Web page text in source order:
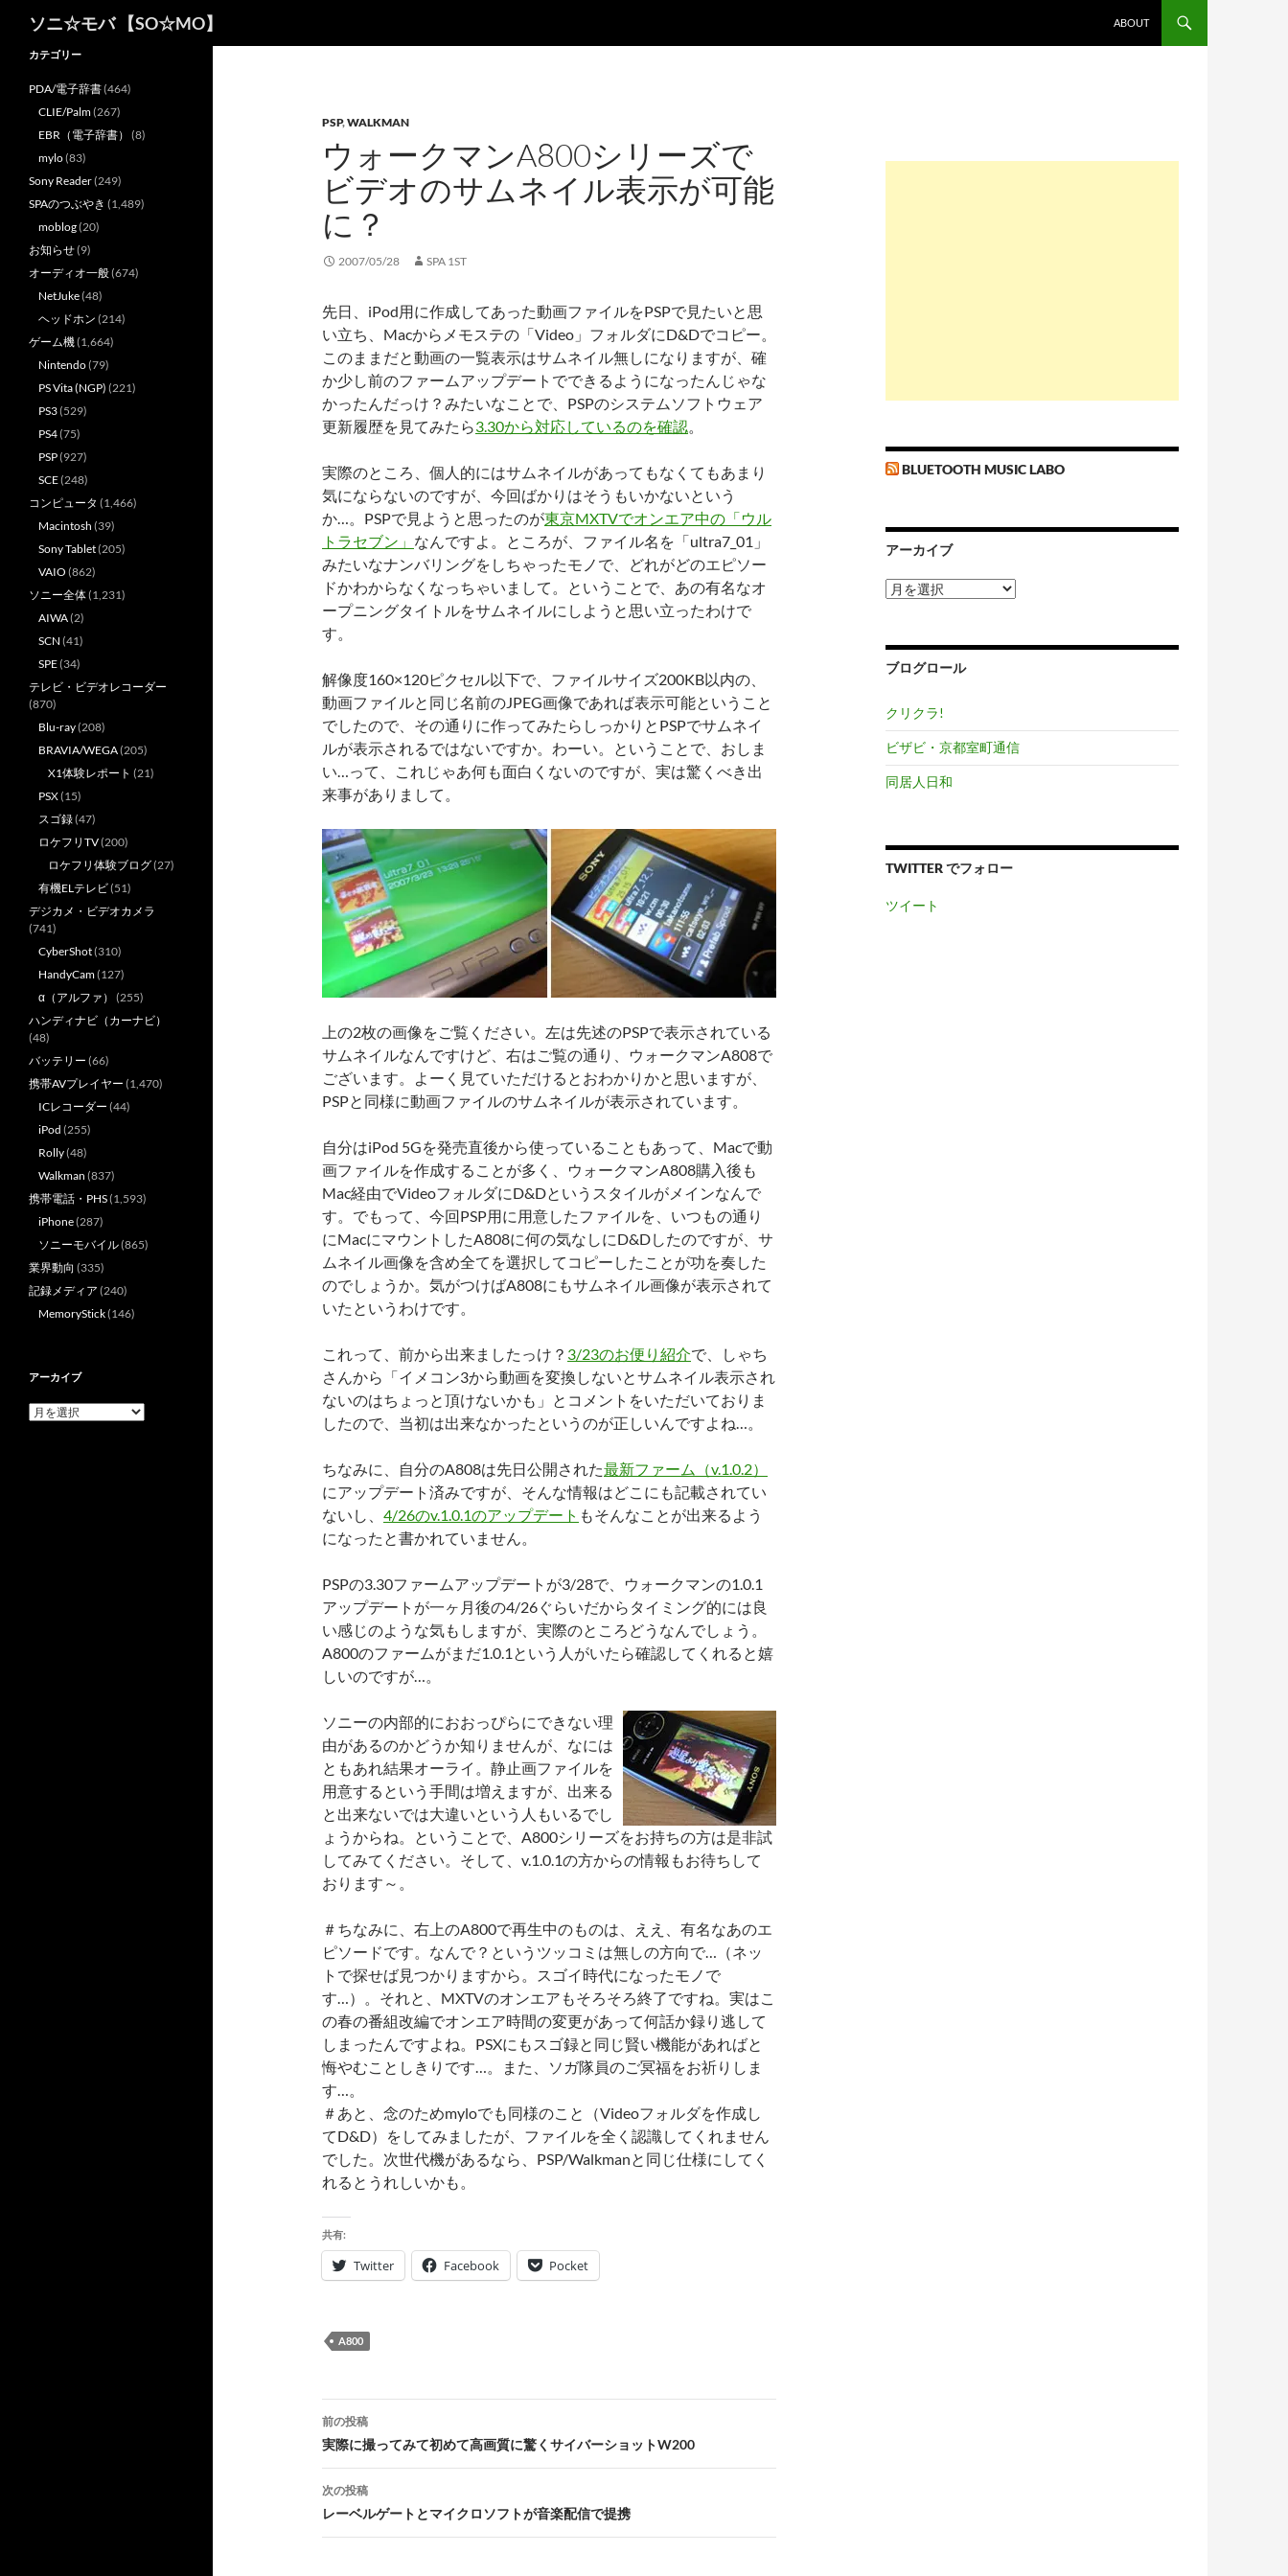
ソニ☆モバ 【SO☆MO】
ABOUT
PSP,WALKMAN
ウォークマンA800シリーズで
ビデオのサムネイル表示が可能
に？
2007/05/28 SPA 1ST
先日、iPod用に作成してあった動画ファイルをPSPで見たいと思
い立ち、Macからメモステの「Video」フォルダにD&Dでコピー。
このままだと動画の一覧表示はサムネイル無しになりますが、確
か少し前のファームアップデートでできるようになったんじゃな
かったんだっけ？みたいなことで、PSPのシステムソフトウェア
更新履歴を見てみたら3.30から対応しているのを確認。
実際のところ、個人的にはサムネイルがあってもなくてもあまり
気にならないのですが、今回ばかりはそうもいかないという
か…。PSPで見ようと思ったのが東京MXTVでオンエア中の「ウル
トラセブン」 なんですよ。ところが、ファイル名を「ultra7_01」
みたいなナンバリングをしちゃったモノで、どれがどのエピソー
ドかわからなくなっちゃいまして。ということで、あの有名なオ
ープニングタイトルをサムネイルにしようと思い立ったわけで
す。
解像度160×120ピクセル以下で、ファイルサイズ200KB以内の、
動画ファイルと同じ名前のJPEG画像であれば表示可能ということ
でしたので、その通りに作ってみたらしっかりとPSPでサムネイ
ルが表示されるではないですか。わーい。ということで、おしま
い…って、これじゃあ何も面白くないのですが、実は驚くべき出
来事がありまして。
上の2枚の画像をご覧ください。左は先述のPSPで表示されている
サムネイルなんですけど、右はご覧の通り、ウォークマンA808で
ございます。よーく見ていただけるとおわかりかと思いますが、
PSPと同様に動画ファイルのサムネイルが表示されています。
自分はiPod 5Gを発売直後から使っていることもあって、Macで動
画ファイルを作成することが多く、ウォークマンA808購入後も
Mac経由でVideoフォルダにD&Dというスタイルがメインなんで
す。でもって、今回PSP用に用意したファイルを、いつもの通り
にMacにマウントしたA808に何の気なしにD&Dしたのですが、サ
ムネイル画像を含め全てを選択してコピーしたことが功を奏した
のでしょうか。気がつけばA808にもサムネイル画像が表示されて
いたというわけです。
これって、前から出来ましたっけ？ 3/23のお便り紹介で、しゃち
さんから「イメコン3から動画を変換しないとサムネイル表示され
ないのはちょっと頂けないかも」とコメントをいただいておりま
したので、当初は出来なかったというのが正しいんですよね…。
ちなみに、自分のA808は先日公開された最新ファーム（v.1.0.2）
にアップデート済みですが、そんな情報はどこにも記載されてい
ないし、 4/26のv.1.0.1のアップデート もそんなことが出来るよう
になったと書かれていません。
PSPの3.30ファームアップデートが3/28で、ウォークマンの1.0.1
アップデートが一ヶ月後の4/26ぐらいだからタイミング的には良
い感じのような気もしますが、実際のところどうなんでしょう。
A800のファームがまだ1.0.1という人がいたら確認してくれると嬉
しいのですが…。
ソニーの内部的におおっぴらにできない理
由があるのかどうか知りませんが、なには
ともあれ結果オーライ。静止画ファイルを
用意するという手間は増えますが、出来る
と出来ないでは大違いという人もいるでし
ょうからね。ということで、A800シリーズをお持ちの方は是非試
してみてください。そして、v.1.0.1の方からの情報もお待ちして
おります～。
＃ちなみに、右上のA800で再生中のものは、ええ、有名なあのエ
ピソードです。なんで？というツッコミは無しの方向で…（ネッ
トで探せば見つかりますから。スゴイ時代になったモノで
す…）。それと、MXTVのオンエアもそろそろ終了ですね。実はこ
の春の番組改編でオンエア時間の変更があって何話か録り逃して
しまったんですよね。PSXにもスゴ録と同じ賢い機能があればと
悔やむことしきりです…。また、ソガ隊員のご冥福をお祈りしま
す…。
＃あと、念のためmyloでも同様のこと（Videoフォルダを作成し
てD&D）をしてみましたが、ファイルを全く認識してくれません
でした。次世代機があるなら、PSP/Walkmanと同じ仕様にしてく
れるとうれしいかも。
共有:
Twitter Facebook Pocket
A800
投
稿
ナ
ビ
ゲ
前の投稿
実際に撮ってみて初めて高画質に驚くサイバーショットW200
次の投稿
レーベルゲートとマイクロソフトが音楽配信で提携
BLUETOOTH MUSIC LABO
アーカイブ
ア
ー
ブ
ブログロール
クリクラ!
ビザビ・京都室町通信
同居人日和
TWITTER でフォロー
ツイート
カテゴリー
PDA/電子辞書(464)
CLIE/Palm(267)
EBR（電子辞書） (8)
mylo(83)
Sony Reader(249)
SPAのつぶやき (1,489)
moblog(20)
お知らせ(9)
オーディオ一般(674)
NetJuke(48)
ヘッドホン (214)
ゲーム機(1,664)
Nintendo(79)
PS Vita (NGP) (221)
PS3(529)
PS4(75)
PSP(927)
SCE(248)
コンピュータ (1,466)
Macintosh (39)
Sony Tablet(205)
VAIO (862)
ソニー全体(1,231)
AIWA(2)
SCN (41)
SPE(34)
テレビ・ビデオレコーダー
(870)
Blu-ray(208)
BRAVIA/WEGA(205)
X1体験レポート (21)
PSX(15)
スゴ録(47)
ロケフリTV(200)
ロケフリ体験ブログ(27)
有機ELテレビ(51)
デジカメ・ビデオカメラ
(741)
CyberShot(310)
HandyCam(127)
α（アルファ） (255)
ハンディナビ（カーナビ）
(48)
バッテリー (66)
携帯AVプレイヤー (1,470)
ICレコーダー (44)
iPod (255)
Rolly(48)
Walkman (837)
携帯電話・PHS(1,593)
iPhone(287)
ソニーモバイル(865)
業界動向 (335)
記録メディア (240)
MemoryStick(146)
アーカイブ
ア